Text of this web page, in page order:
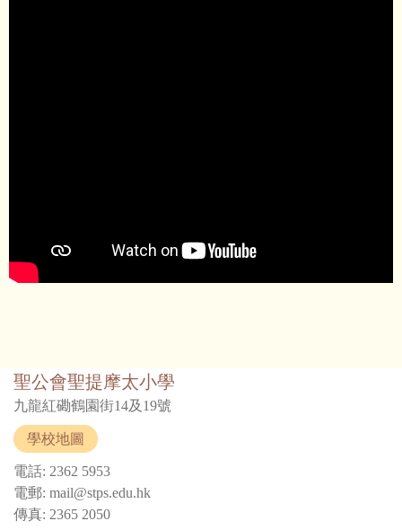
聖公會聖提摩太小學
九龍紅磡鶴園街14及19號
學校地圖
電話: 2362 5953
電郵: mail@stps.edu.hk
傳真: 2365 2050